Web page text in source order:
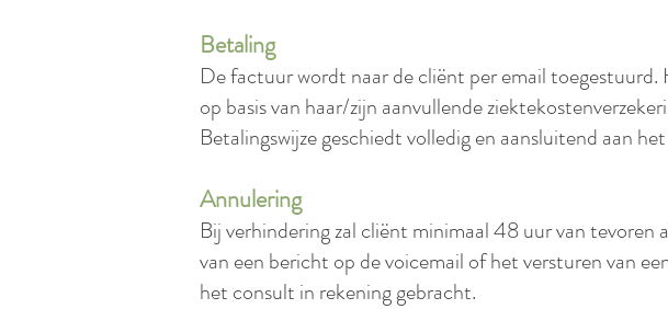
Betaling
De factuur wordt naar de cliënt per email
op basis van haar/zijn aanvullende
Betalingswijze geschiedt volledig en aansluitend aan
Annulering
Bij verhindering zal cliënt minimaal 48 uur van
van een bericht op de voicemail of het versturen van
het consult in rekening gebracht.